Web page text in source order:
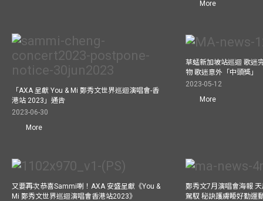
More
「AXA 呈獻 You & Mi 鄭秀文世界巡迴演唱會-香
港站 2023」通告
2023-06-30
More
草蜢新加坡站巡迴 歌迷
物 歌迷意外「中頭獎」
2023-05-12
More
又要再次恭喜Sammi喇！AXA 安盛呈獻《You &
Mi 鄭秀文世界巡迴演唱會香港站2023》
鄭秀文7月演唱會海報
駕馭 秘訣護膚睡好勤運